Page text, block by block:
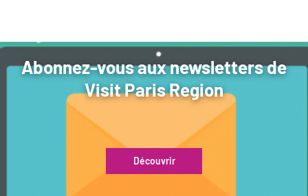
Abonnez-vous aux newsletters de
Visit Paris Region
Découvrir